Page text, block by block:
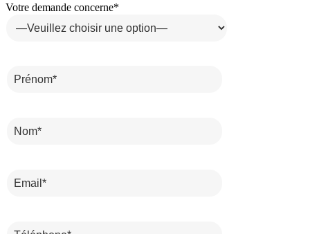
Votre demande concerne*